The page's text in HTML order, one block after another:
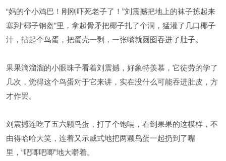
“妈的个小鸡巴！刚刚吓死老子了！”刘震撼把地上的袜子拣起来
塞到“椰子钢盔”里，拿起骨矛把椰子扎了个洞，猛灌了几口椰子
汁，拈起个鸟蛋，把蛋壳一剥，一张嘴就囫囵吞进了肚子。
果果滴溜溜的小眼珠子看着刘震撼，好象特羡慕，它徒劳的学了
几次，觉得这个鸟蛋对于它来讲，实在没什么可能吞进肚皮，方
才作罢。
刘震撼连吃了五六颗鸟蛋，打了个饱嗝，看到果果的这模样，不
由得哈哈大笑，连着又示威式地把两颗鸟蛋一起扔到了嘴
里，“吧唧吧唧”地大嚼着。